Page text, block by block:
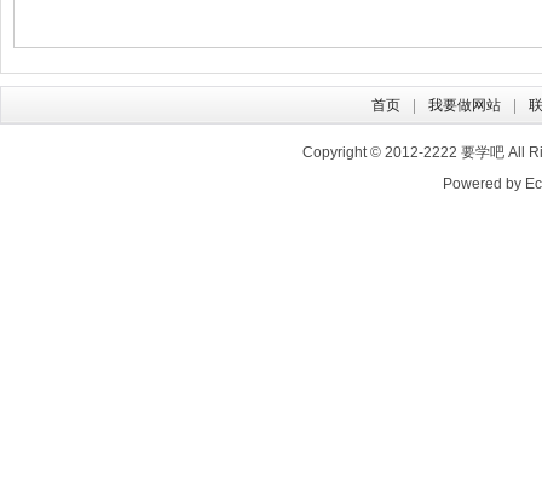
首页 我要做网站
Copyright © 2012-2222 要学吧 All
Powered by